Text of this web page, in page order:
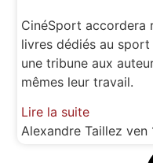
CinéSport accordera
livres dédiés au
une tribune aux
mêmes leur travail.
Lire la suite
Alexandre Taillezven